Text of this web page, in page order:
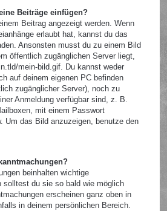
Beiträge einfügen?
Beitrag angezeigt werden. Wenn
erlaubt hat, kannst du das
Ansonsten musst du zu einem Bild
öffentlich zugänglichen Server liegt,
mein-bild.gif. Du kannst weder
auf deinem eigenen PC befinden
zugänglicher Server), noch zu
Anmeldung verfügbar sind, z. B.
mit einem Passwort
Um das Bild anzuzeigen, benutze den
beinhalten wichtige
solltest du sie so bald wie möglich
erscheinen ganz oben in
in deinem persönlichen Bereich.